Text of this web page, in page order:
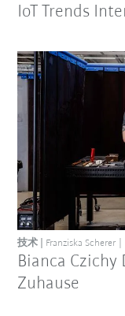
IoT Trends
Bianca
Zuhause
技术 Franziska Scherer